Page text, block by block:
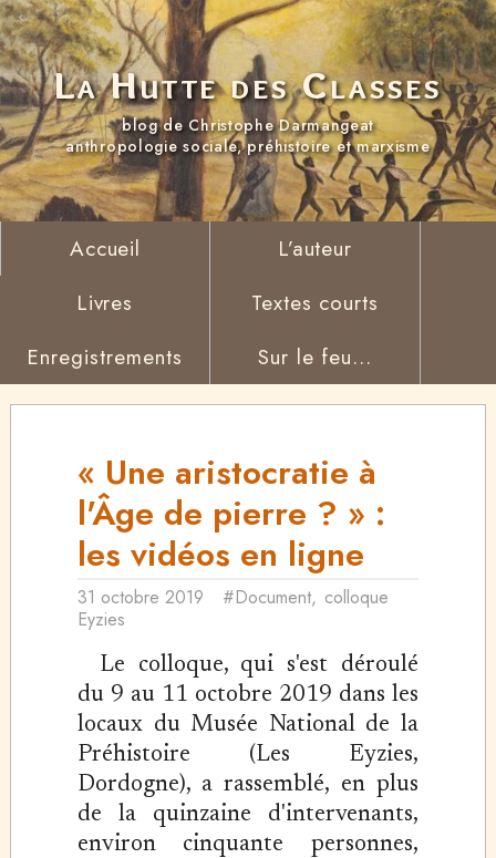
La Hutte des Classes
blog de Christophe Darmangeat
anthropologie sociale, préhistoire et marxisme
Accueil
L’auteur
Livres
Textes courts
Enregistrements
Sur le feu...
« Une aristocratie à
l'Âge de pierre ? » :
les vidéos en ligne
31 octobre 2019 #Document, colloque
Eyzies
Le colloque, qui s'est déroulé
du 9 au 11 octobre 2019 dans les
locaux du Musée National de la
Préhistoire (Les Eyzies,
Dordogne), a rassemblé, en plus
de la quinzaine d'intervenants,
environ cinquante personnes,